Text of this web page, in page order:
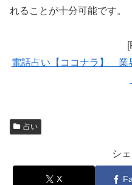
れることが十分可能です。
電話占い【ココナラ】 業
占い
シ
X